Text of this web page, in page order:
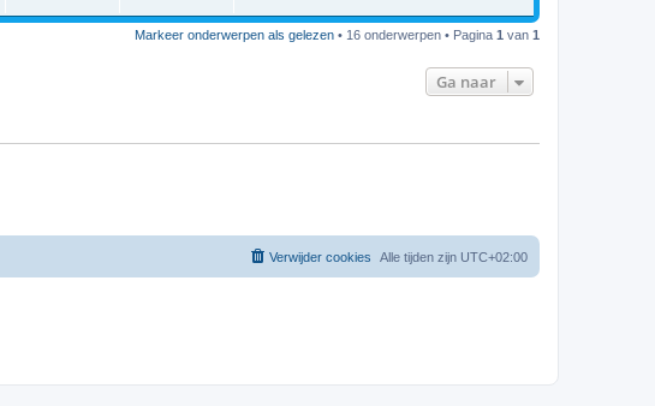
Markeer onderwerpen als gelezen • 16 onderwerpen • Pagina 1 van 1
Ga naar
Alle tijden zijn UTC+02:00
Verwijder cookies